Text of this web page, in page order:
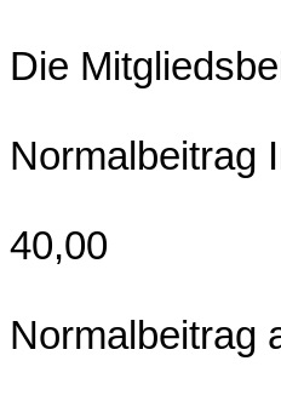
Die
Normalbeitrag
40,00
Normalbeitrag